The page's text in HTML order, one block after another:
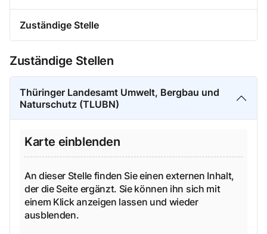
Zuständige Stelle
Zuständige Stellen
Thüringer Landesamt Umwelt, Bergbau und
Naturschutz (TLUBN)
Karte einblenden
An dieser Stelle finden Sie einen externen Inhalt,
der die Seite ergänzt. Sie können ihn sich mit
einem Klick anzeigen lassen und wieder
ausblenden.